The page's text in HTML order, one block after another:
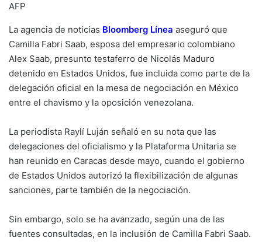
AFP
La agencia de noticias Bloomberg Línea aseguró que
Camilla Fabri Saab, esposa del empresario colombiano
Alex Saab, presunto testaferro de Nicolás Maduro
detenido en Estados Unidos, fue incluida como parte de la
delegación oficial en la mesa de negociación en México
entre el chavismo y la oposición venezolana.
La periodista Raylí Luján señaló en su nota que las
delegaciones del oficialismo y la Plataforma Unitaria se
han reunido en Caracas desde mayo, cuando el gobierno
de Estados Unidos autorizó la flexibilización de algunas
sanciones, parte también de la negociación.
Sin embargo, solo se ha avanzado, según una de las
fuentes consultadas, en la inclusión de Camilla Fabri Saab.